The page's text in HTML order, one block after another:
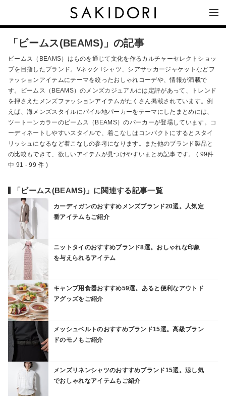
「ビームス(BEAMS)」の記事
ビームス（BEAMS）はものを通じて文化を作るカルチャーセレクトショッ
プを目指したブランド。VネックTシャツ、シアサッカージャケットなどフ
ァッションアイテムにテーマを絞ったおしゃれコーデや、情報が満載で
す。ビームス（BEAMS）のメンズカジュアルには定評があって、トレンド
を押さえたメンズファッションアイテムがたくさん掲載されています。例
えば、海メンズスタイルにパイル地パーカーをテーマにしたまとめには、
ツートーンカラーのビームス（BEAMS）のパーカーが登場しています。コ
ーディネートしやすいスタイルで、着こなしはコンパクトにするとスタイ
リッシュになるなど着こなしの参考になります。また他のブランド製品と
の比較もできて、欲しいアイテムが見つけやすいまとめ記事です。 ( 99件
中 91 - 99 件 )
「ビームス(BEAMS)」に関連する記事一覧
カーディガンのおすすめメンズブランド20選。人気定
番アイテムもご紹介
ニットタイのおすすめブランド8選。おしゃれな印象
を与えられるアイテム
キャンプ用食器おすすめ59選。あると便利なアウトド
アグッズをご紹介
メッシュベルトのおすすめブランド15選。高級ブラン
ドのモノもご紹介
メンズリネンシャツのおすすめブランド15選。涼し気
でおしゃれなアイテムもご紹介